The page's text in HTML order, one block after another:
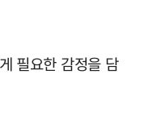
필요한 감정을 담